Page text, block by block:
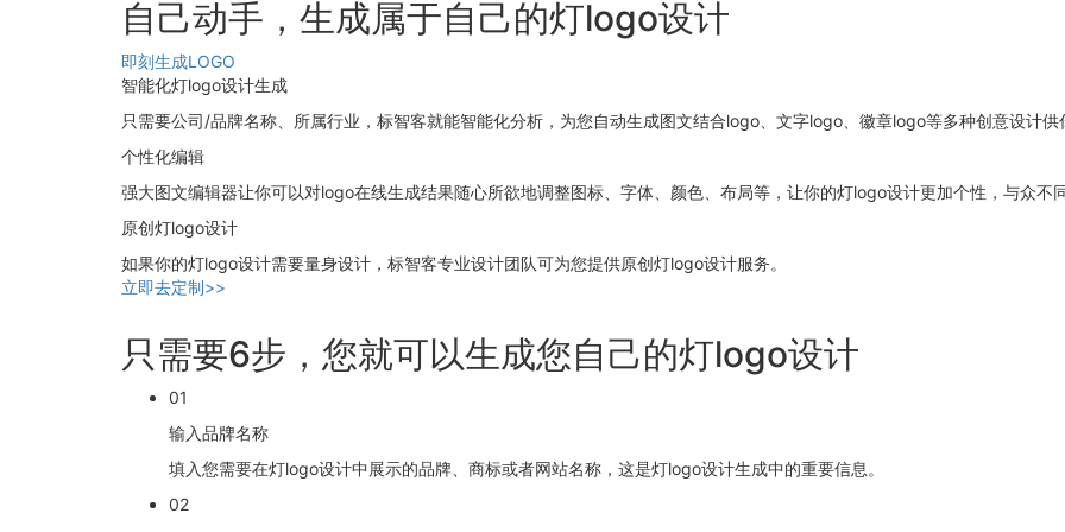
自己动手，生成属于自己的灯logo设计
即刻生成LOGO
智能化灯logo设计生成
只需要公司/品牌名称、所属行业，标智客就能智能化分析，为您自动生成图文结合logo、文字logo、徽章logo等多种创意设计供
个性化编辑
强大图文编辑器让你可以对logo在线生成结果随心所欲地调整图标、字体、颜色、布局等，让你的灯logo设计更加个性，与众不
原创灯logo设计
如果你的灯logo设计需要量身设计，标智客专业设计团队可为您提供原创灯logo设计服务。
立即去定制>>
只需要6步，您就可以生成您自己的灯logo设计
01
输入品牌名称
填入您需要在灯logo设计中展示的品牌、商标或者网站名称，这是灯logo设计生成中的重要信息。
02